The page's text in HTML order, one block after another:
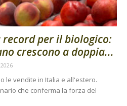
per il biologico:
crescono a doppia...
le vendite in Italia e all'estero.
che conferma la forza del